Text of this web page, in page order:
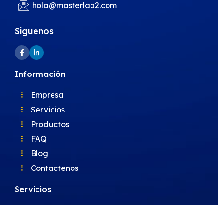
hola@masterlab2.com
Siguenos
Información
Empresa
Servicios
Productos
FAQ
Blog
Contactenos
Servicios